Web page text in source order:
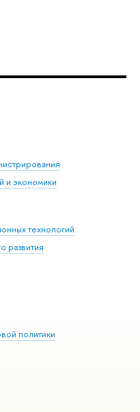
и экономики
технологий
развития
политики